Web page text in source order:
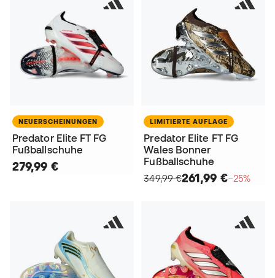
NEUERSCHEINUNGEN
Predator Elite FT FG
Fußballschuhe
279,99 €
LIMITIERTE AUFLAGE
Predator Elite FT FG
Wales Bonner
Fußballschuhe
349,99 €261,99 €−25%